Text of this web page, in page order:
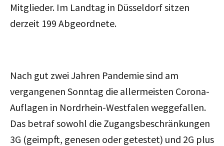
Mitglieder. Im Landtag in Düsseldorf sitzen
derzeit 199 Abgeordnete.
Nach gut zwei Jahren Pandemie sind am
vergangenen Sonntag die allermeisten Corona-
Auflagen in Nordrhein-Westfalen weggefallen.
Das betraf sowohl die Zugangsbeschränkungen
3G (geimpft, genesen oder getestet) und 2G plus